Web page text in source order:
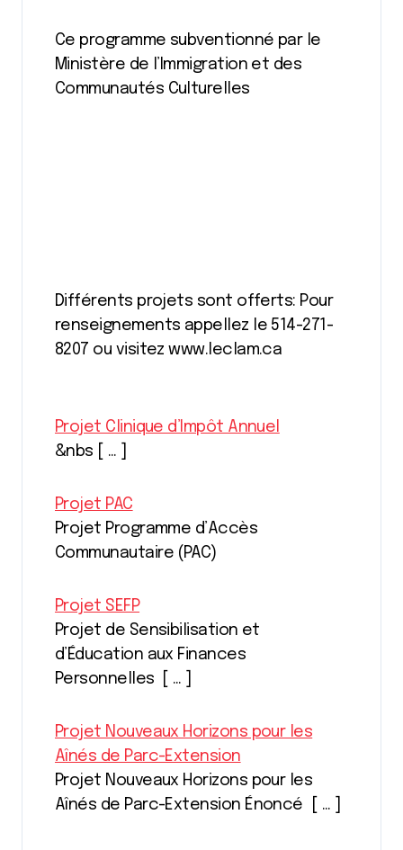
Ce programme subventionné par le
Ministère de l’Immigration et des
Communautés Culturelles
Différents projets sont offerts: Pour
renseignements appellez le 514-271-
8207 ou visitez www.leclam.ca
Projet Clinique d’Impôt Annuel
&nbs [ … ]
Projet PAC
Projet Programme d’Accès
Communautaire (PAC)
Projet SEFP
Projet de Sensibilisation et
d’Éducation aux Finances
Personnelles [ … ]
Projet Nouveaux Horizons pour les
Aînés de Parc-Extension
Projet Nouveaux Horizons pour les
Aînés de Parc-Extension Énoncé [ … ]